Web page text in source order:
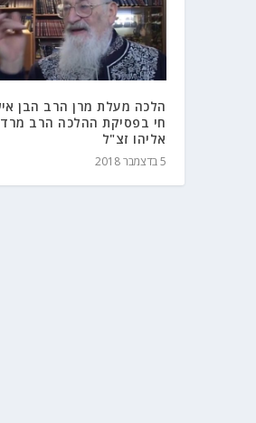
הלכה מעלת מרן הרב הבן
חי בפסיקת ההלכה הרב
אליהו זצ"ל
5 בדצמבר 2018